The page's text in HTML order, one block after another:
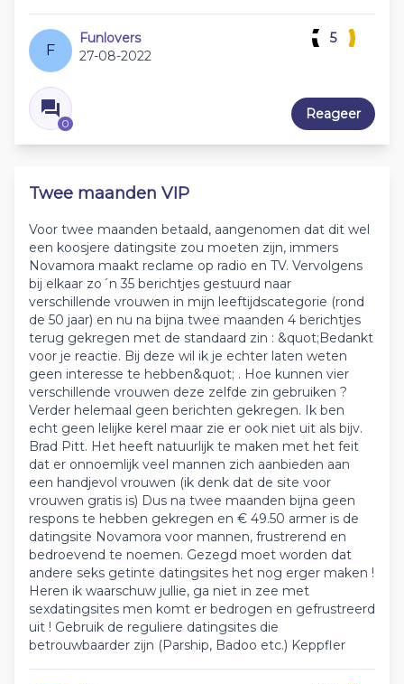
F
Funlovers
27-08-2022
0
5
Reageer
Twee maanden VIP
Voor twee maanden betaald, aangenomen dat dit wel
een koosjere datingsite zou moeten zijn, immers
Novamora maakt reclame op radio en TV. Vervolgens
bij elkaar zo´n 35 berichtjes gestuurd naar
verschillende vrouwen in mijn leeftijdscategorie (rond
de 50 jaar) en nu na bijna twee maanden 4 berichtjes
terug gekregen met de standaard zin : &quot;Bedankt
voor je reactie. Bij deze wil ik je echter laten weten
geen interesse te hebben&quot; . Hoe kunnen vier
verschillende vrouwen deze zelfde zin gebruiken ?
Verder helemaal geen berichten gekregen. Ik ben
echt geen lelijke kerel maar zie er ook niet uit als bijv.
Brad Pitt. Het heeft natuurlijk te maken met het feit
dat er onnoemlijk veel mannen zich aanbieden aan
een handjevol vrouwen (ik denk dat de site voor
vrouwen gratis is) Dus na twee maanden bijna geen
respons te hebben gekregen en € 49.50 armer is de
datingsite Novamora voor mannen, frustrerend en
bedroevend te noemen. Gezegd moet worden dat
andere seks getinte datingsites het nog erger maken !
Heren ik waarschuw jullie, ga niet in zee met
sexdatingsites men komt er bedrogen en gefrustreerd
uit ! Gebruik de reguliere datingsites die
betrouwbaarder zijn (Parship, Badoo etc.) Keppfler